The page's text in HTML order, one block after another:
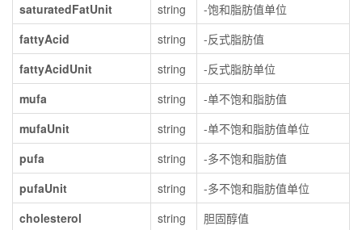
saturatedFatUnit
string
-饱和脂肪值单位
fattyAcid
string
-反式脂肪值
fattyAcidUnit
string
-反式脂肪单位
mufa
string
-单不饱和脂肪值
mufaUnit
string
-单不饱和脂肪值单位
pufa
string
-多不饱和脂肪值
pufaUnit
string
-多不饱和脂肪值单位
cholesterol
string
胆固醇值